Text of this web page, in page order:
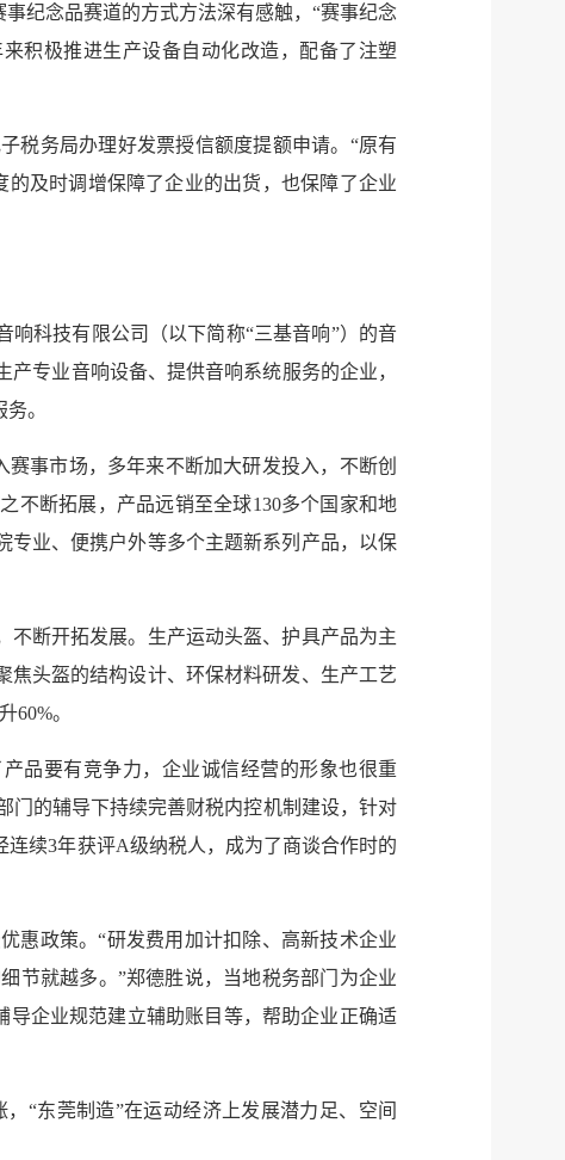
纪念品赛道的方式方法深有感触，“赛事纪念
积极推进生产设备自动化改造，配备了注塑
税务局办理好发票授信额度提额申请。“原有
及时调增保障了企业的出货，也保障了企业
响科技有限公司（以下简称“三基音响”）的音
专业音响设备、提供音响系统服务的企业，
。
事市场，多年来不断加大研发投入，不断创
不断拓展，产品远销至全球130多个国家和地
专业、便携户外等多个主题新系列产品，以保
不断开拓发展。生产运动头盔、护具产品为主
焦头盔的结构设计、环保材料研发、生产工艺
60%。
品要有竞争力，企业诚信经营的形象也很重
门的辅导下持续完善财税内控机制建设，针对
续3年获评A级纳税人，成为了商谈合作时的
惠政策。“研发费用加计扣除、高新技术企业
节就越多。”郑德胜说，当地税务部门为企业
导企业规范建立辅助账目等，帮助企业正确适
“东莞制造”在运动经济上发展潜力足、空间